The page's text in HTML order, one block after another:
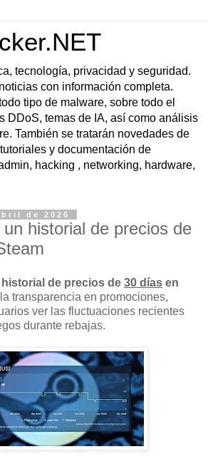
tecnología, privacidad y seguridad.
con información completa.
tipo de malware, sobre todo el
DDoS, temas de IA, así como análisis
También se tratarán novedades de
y documentación de
hacking , networking, hardware,
de 2026
historial de precios de
de precios de 30 días en
transparencia en promociones,
ver las fluctuaciones recientes
durante rebajas.